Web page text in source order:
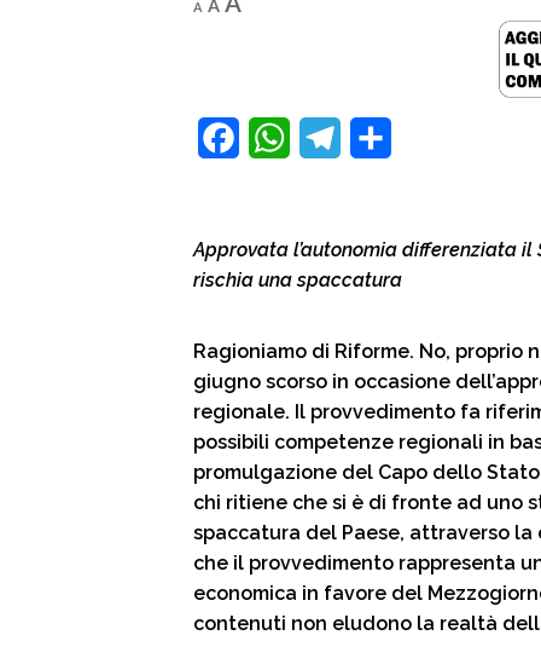
Afont
A
font
e
o
o
k
W
t
A
p
p
e
r
a
m
d
v
i
d
i
Approvata l’autonomia differenziata il
rischia una spaccatura
Ragioniamo di Riforme. No, proprio
giugno scorso in occasione
regionale. Il provvedimento fa
possibili competenze regionali in
promulgazione del Capo dello
chi ritiene che si è di fronte ad uno
spaccatura del Paese, attraverso
che il provvedimento rappresenta
economica in favore del
contenuti non eludono la realtà